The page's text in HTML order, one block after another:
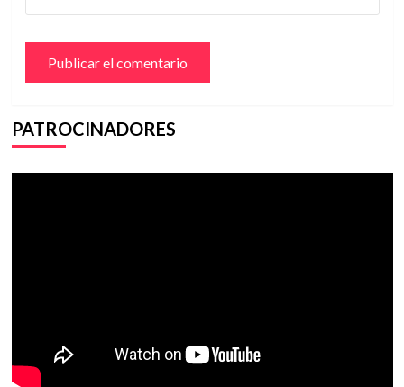
PATROCINADORES